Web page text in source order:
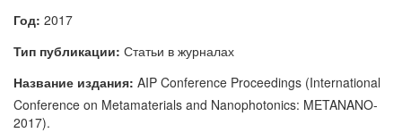
Год: 2017
Тип публикации: Статьи в журналах
Название издания: AIP Conference Proceedings (International
Conference on Metamaterials and Nanophotonics: METANANO-
2017).